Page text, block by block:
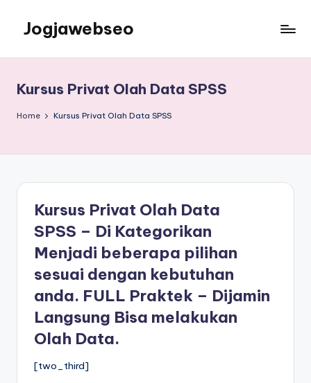
Jogjawebseo
Kursus Privat Olah Data SPSS
Home Kursus Privat Olah Data SPSS
Kursus Privat Olah Data
SPSS – Di Kategorikan
Menjadi beberapa pilihan
sesuai dengan kebutuhan
anda. FULL Praktek – Dijamin
Langsung Bisa melakukan
Olah Data.
[two_third]